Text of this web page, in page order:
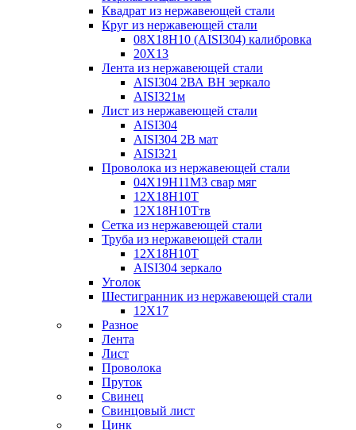
Квадрат из нержавеющей стали
Круг из нержавеющей стали
08Х18Н10 (AISI304) калибровка
20Х13
Лента из нержавеющей стали
AISI304 2ВА ВН зеркало
AISI321м
Лист из нержавеющей стали
AISI304
AISI304 2В мат
AISI321
Проволока из нержавеющей стали
04Х19Н11М3 свар мяг
12Х18Н10Т
12Х18Н10Ттв
Сетка из нержавеющей стали
Труба из нержавеющей стали
12Х18Н10Т
AISI304 зеркало
Уголок
Шестигранник из нержавеющей стали
12Х17
Разное
Лента
Лист
Проволока
Пруток
Свинец
Свинцовый лист
Цинк